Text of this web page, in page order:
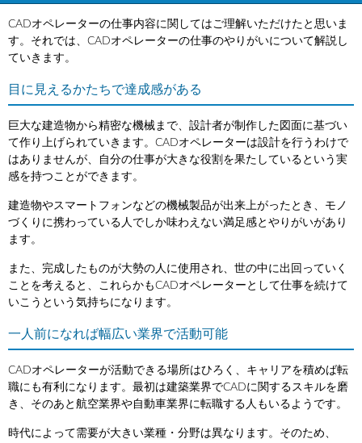
CADオペレーターの仕事内容に関してはご理解いただけたと思いま
す。それでは、CADオペレーターの仕事のやりがいについて解説し
ていきます。
目に見えるかたちで達成感がある
巨大な建造物から精密な機械まで、設計者が制作した図面に基づい
て作り上げられていきます。CADオペレーターは設計を行うわけで
はありませんが、自分の仕事が大きな役割を果たしているという実
感を持つことができます。
建造物やスマートフォンなどの機械製品が出来上がったとき、モノ
づくりに携わっている人でしか味わえない満足感とやりがいがあり
ます。
また、完成したものが大勢の人に使用され、世の中に出回っていく
ことを考えると、これらかもCADオペレーターとして仕事を続けて
いこうという気持ちになります。
一人前になれば幅広い業界で活動可能
CADオペレーターが活動できる場所はひろく、キャリアを積めば転
職にも有利になります。最初は建築業界でCADに関するスキルを磨
き、そのあと航空業界や自動車業界に転職する人もいるようです。
時代によって需要が大きい業種・分野は異なります。そのため、